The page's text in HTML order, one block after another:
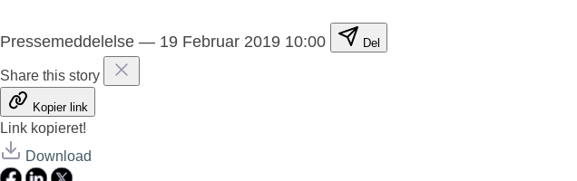
Pressemeddelelse — 19 Februar 2019 10:00 Del
Share this story
Kopier link
Link kopieret!
Download